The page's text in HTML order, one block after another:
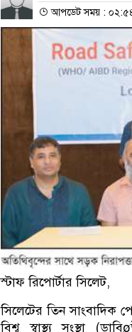
আপডেট সময় :
স্টাফ রিপোর্টার সিলেট,
সিলেটের তিন সাংবাদিক
বিশ্ব স্বাস্থ্য সংস্থা